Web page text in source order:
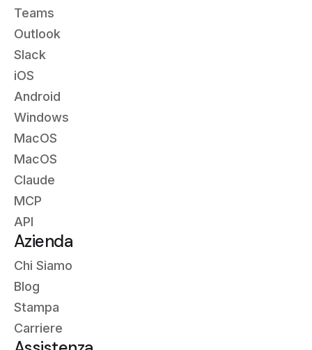
Teams
Outlook
Slack
iOS
Android
Windows
MacOS
MacOS
Claude
MCP
API
Azienda
Chi Siamo
Blog
Stampa
Carriere